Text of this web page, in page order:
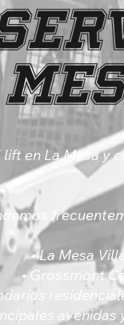
en La Mesa y
• La Mesa
• Grossmont
avenidas